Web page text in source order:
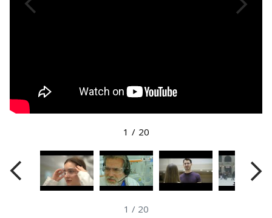
1 / 20
1 / 20